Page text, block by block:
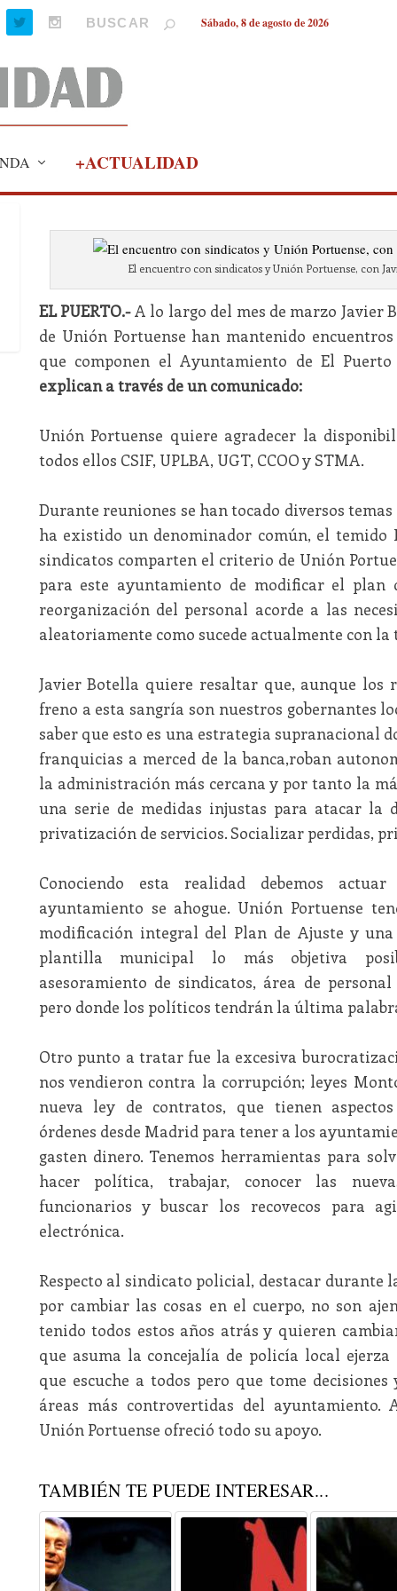
Sábado, 8 de agosto de 2026
+ACTUALIDAD
El encuentro con sindicatos y Unión Portuense, con
EL PUERTO.-A lo largo del mes de marzo Javier
de Unión Portuense han mantenido
que componen el Ayuntamiento de El
explican a través de un comunicado:
Unión Portuense quiere agradecer la
todos ellos CSIF, UPLBA, UGT, CCOO y STMA.
Durante reuniones se han tocado diversos temas
ha existido un denominador común, el temido
sindicatos comparten el criterio de Unión
para este ayuntamiento de modificar el plan
reorganización del personal acorde a las
aleatoriamente como sucede actualmente con la
Javier Botella quiere resaltar que, aunque los
freno a esta sangría son nuestros gobernantes
saber que esto es una estrategia supranacional
franquicias a merced de la banca,roban
la administración más cercana y por tanto la
una serie de medidas injustas para atacar la
privatización de servicios. Socializar perdidas,
Conociendo esta realidad debemos
ayuntamiento se ahogue. Unión Portuense
modificación integral del Plan de Ajuste y
plantilla municipal lo más objetiva
asesoramiento de sindicatos, área de
pero donde los políticos tendrán la última
Otro punto a tratar fue la excesiva
nos vendieron contra la corrupción; leyes
nueva ley de contratos, que tienen
órdenes desde Madrid para tener a los
gasten dinero. Tenemos herramientas para
hacer política, trabajar, conocer las
funcionarios y buscar los recovecos para
electrónica.
Respecto al sindicato policial, destacar durante
por cambiar las cosas en el cuerpo, no son
tenido todos estos años atrás y quieren
que asuma la concejalía de policía local ejerza
que escuche a todos pero que tome
áreas más controvertidas del ayuntamiento.
Unión Portuense ofreció todo su apoyo.
TAMBIÉN TE PUEDE INTERESAR...